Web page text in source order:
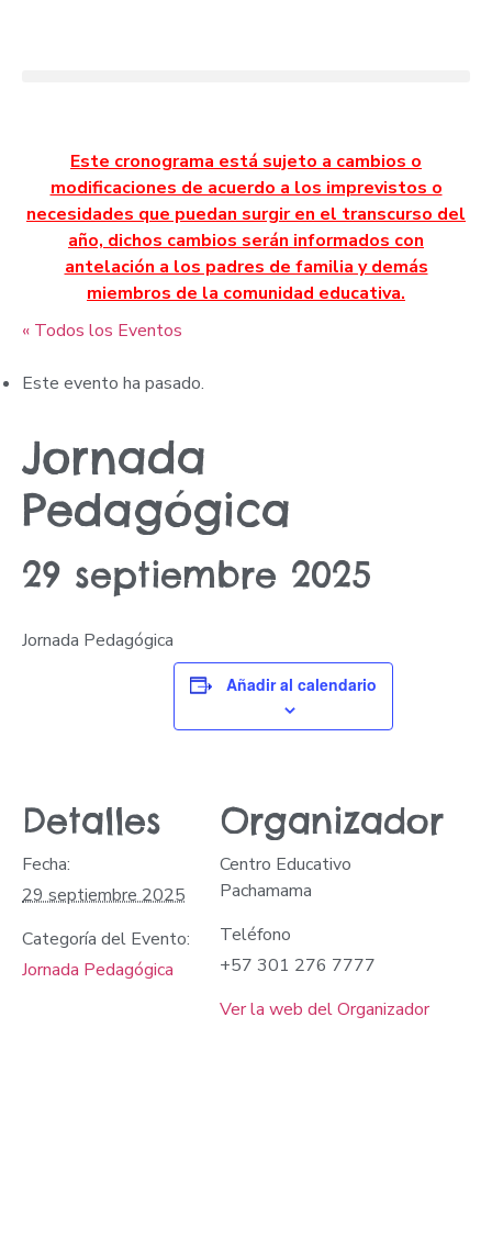
Este cronograma está sujeto a cambios o
modificaciones de acuerdo a los imprevistos o
necesidades que puedan surgir en el transcurso del
año, dichos cambios serán informados con
antelación a los padres de familia y demás
miembros de la comunidad educativa.
« Todos los Eventos
Este evento ha pasado.
Jornada
Pedagógica
29 septiembre 2025
Jornada Pedagógica
Añadir al calendario
Detalles
Fecha:
29 septiembre 2025
Categoría del Evento:
Jornada Pedagógica
Organizador
Centro Educativo
Pachamama
Teléfono
+57 301 276 7777
Ver la web del Organizador